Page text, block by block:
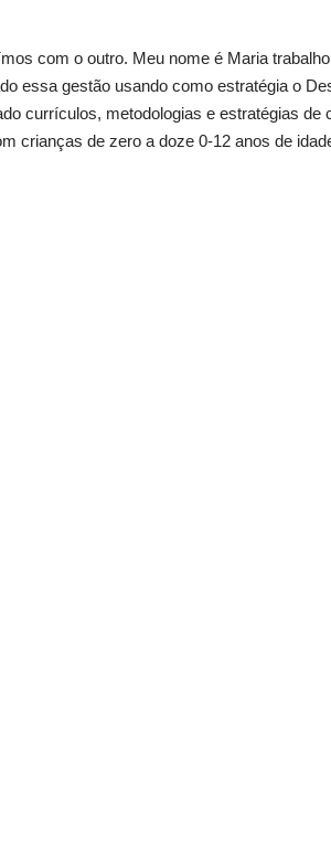
com o outro. Meu nome é Maria
essa gestão usando como estratégia o
currículos, metodologias e estratégias de
crianças de zero a doze 0-12 anos de